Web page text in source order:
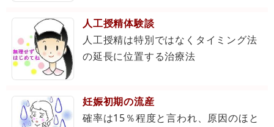
人工授精体験談
人工授精は特別ではなくタイミング法
の延長に位置する治療法
妊娠初期の流産
確率は15％程度と言われ、原因のほと